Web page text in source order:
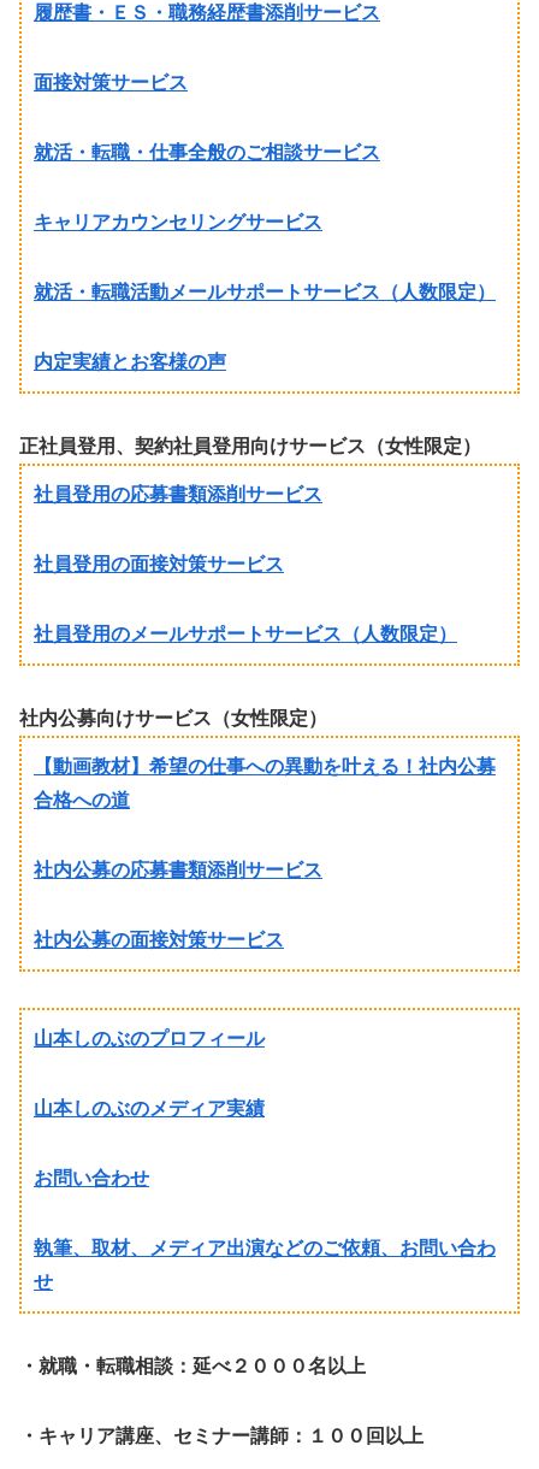
履歴書・ＥＳ・職務経歴書添削サービス
面接対策サービス
就活・転職・仕事全般のご相談サービス
キャリアカウンセリングサービス
就活・転職活動メールサポートサービス（人数限定）
内定実績とお客様の声
正社員登用、契約社員登用向けサービス（女性限定）
社員登用の応募書類添削サービス
社員登用の面接対策サービス
社員登用のメールサポートサービス（人数限定）
社内公募向けサービス（女性限定）
【動画教材】希望の仕事への異動を叶える！社内公募
合格への道
社内公募の応募書類添削サービス
社内公募の面接対策サービス
山本しのぶのプロフィール
山本しのぶのメディア実績
お問い合わせ
執筆、取材、メディア出演などのご依頼、お問い合わ
せ
・就職・転職相談：延べ２０００名以上
・キャリア講座、セミナー講師：１００回以上